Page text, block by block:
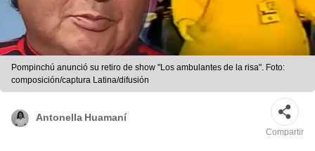
Pompinchú anunció su retiro de show "Los ambulantes de la risa". Foto:
composición/captura Latina/difusión
Antonella Huamaní
Compartir